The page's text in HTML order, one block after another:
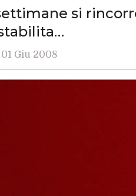
si
Giu 2008